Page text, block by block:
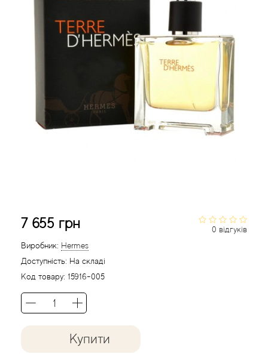
0 відгуків
7 655 грн
Виробник: Hermes
Доступність: На складі
Код товару: 15916-005
Купити
Acqua di Parma
Aedes de Venustas
Afnan
Agatha Ruiz de la Prada
Agent Provocateur
Agonist